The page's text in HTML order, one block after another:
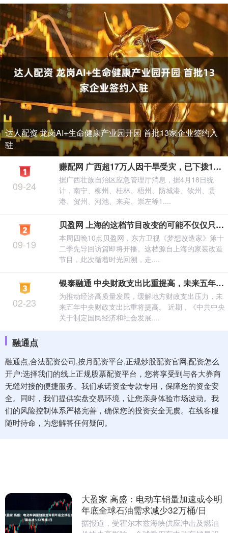
达人配资 龙岗AI+生命健康产业园开园 首批13家企业签约入
驻
赚配网 广西超17万人因干旱受灾，已下拨1750万元抗旱资金
据广西壮族自治区应急管理厅消息，据4月18日统
计，南宁、柳州、桂林、梧州、防城港、钦州、贵
港、贺州、河池、来宾、崇左等1....
09-24
贝盈网 上海的这档节目改变的可能不仅仅只是家里的布局
本周四晚10点贝盈网，东方卫视《梦想改造家》第十
二季先导回访篇即将开播。这档源自上海的家装改造
节目，此次循着时光回溯，走....
09-19
银泰融通 中央财政支出比重提高，未来五年怎么做｜ 解读“十五五”
为推动经济高质量发展，缓解地方财政支出压力，未
来五年中央财政支出比重将提高。 近期，《中共中央
关于制定国民经济和社会发展....
02-23
融通点
融通点,合法配资公司,按月配资平台,正规炒股配资官网,配资怎么
开户:选择我们的线上正规股票配资平台，您将享受到与各大券商
无缝对接的便捷服务。我们承诺资金专款专用，保障您的资金安
全。同时，我们提供实盘交易环境，让您亲身体验市场波动。我
们的风险控制体系严格完善，确保您的投资安全无虞。在线客服
随时待命，为您解答任何疑问。
大盈家 高盛：电动车销量加速或令明
年底全球石油需求减少32万桶/日
据报道，受霍尔木兹海峡供应冲击及燃油